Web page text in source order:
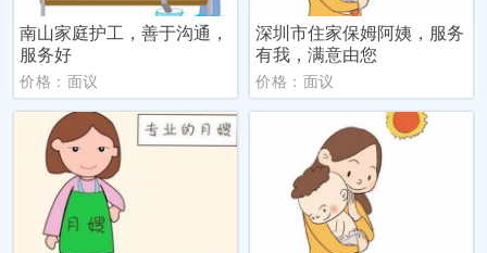
南山家庭护工，善于沟通，
服务好
价格：面议
深圳市住家保姆阿姨，服务
有我，满意由您
价格：面议